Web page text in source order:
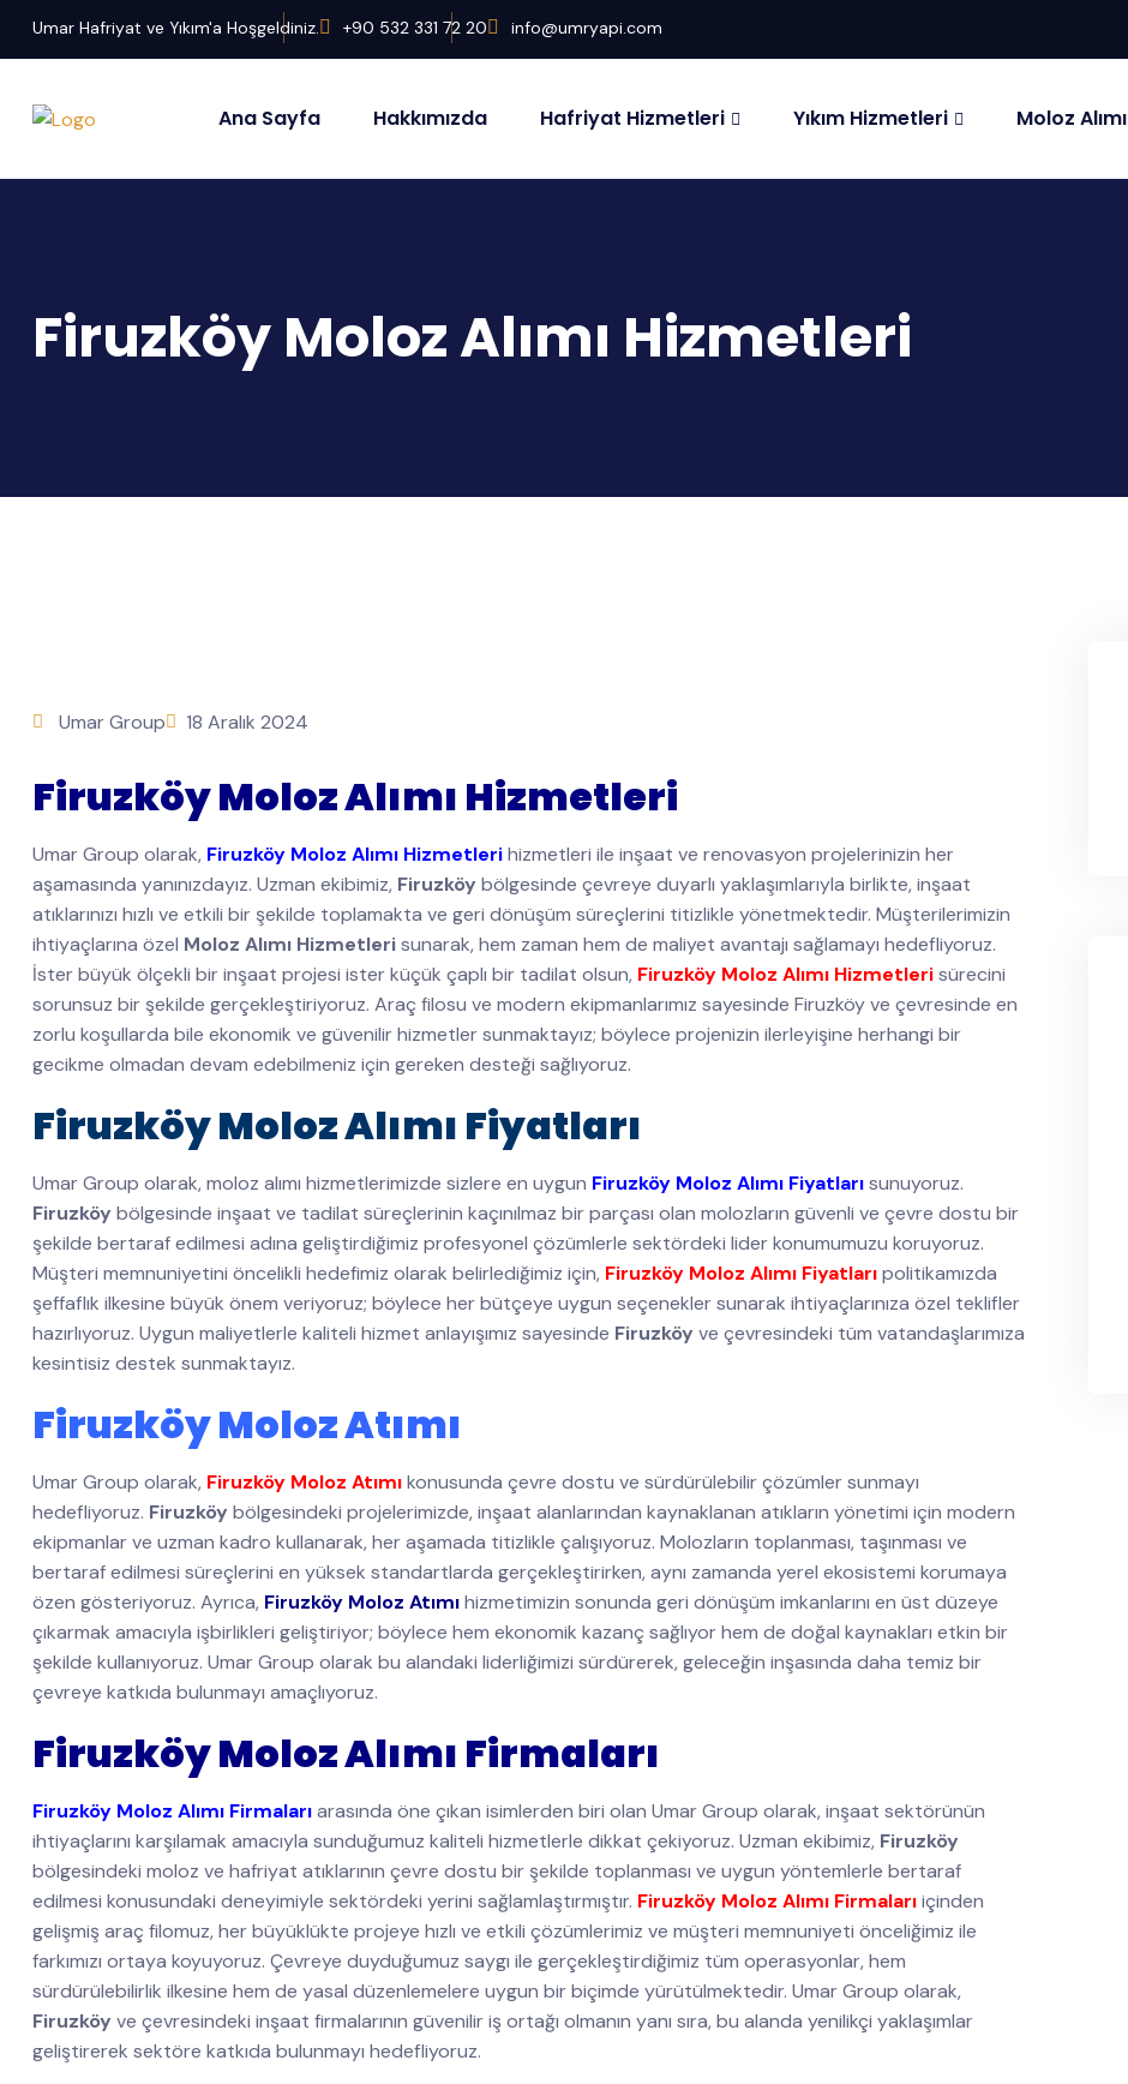
Umar Hafriyat ve Yıkım'a Hoşgeldiniz. +90 532 331 72 20 info@umryapi.com
Ana Sayfa Hakkımızda Hafriyat Hizmetleri Yıkım Hizmetleri Moloz Alımı
Firuzköy Moloz Alımı Hizmetleri
Umar Group 18 Aralık 2024
Firuzköy Moloz Alımı Hizmetleri
Umar Group olarak, Firuzköy Moloz Alımı Hizmetlerihizmetleri ile inşaat ve renovasyon projelerinizin her
aşamasında yanınızdayız. Uzman ekibimiz, Firuzköy bölgesinde çevreye duyarlı yaklaşımlarıyla birlikte, inşaat
atıklarınızı hızlı ve etkili bir şekilde toplamakta ve geri dönüşüm süreçlerini titizlikle yönetmektedir. Müşterilerimizin
ihtiyaçlarına özel Moloz Alımı Hizmetlerisunarak, hem zaman hem de maliyet avantajı sağlamayı hedefliyoruz.
İster büyük ölçekli bir inşaat projesi ister küçük çaplı bir tadilat olsun, Firuzköy Moloz Alımı Hizmetlerisürecini
sorunsuz bir şekilde gerçekleştiriyoruz. Araç filosu ve modern ekipmanlarımız sayesinde Firuzköy ve çevresinde en
zorlu koşullarda bile ekonomik ve güvenilir hizmetler sunmaktayız; böylece projenizin ilerleyişine herhangi bir
gecikme olmadan devam edebilmeniz için gereken desteği sağlıyoruz.
Firuzköy Moloz Alımı Fiyatları
Umar Group olarak, moloz alımı hizmetlerimizde sizlere en uygun Firuzköy Moloz Alımı Fiyatlarısunuyoruz.
Firuzköy bölgesinde inşaat ve tadilat süreçlerinin kaçınılmaz bir parçası olan molozların güvenli ve çevre dostu bir
şekilde bertaraf edilmesi adına geliştirdiğimiz profesyonel çözümlerle sektördeki lider konumumuzu koruyoruz.
Müşteri memnuniyetini öncelikli hedefimiz olarak belirlediğimiz için, Firuzköy Moloz Alımı Fiyatlarıpolitikamızda
şeffaflık ilkesine büyük önem veriyoruz; böylece her bütçeye uygun seçenekler sunarak ihtiyaçlarınıza özel teklifler
hazırlıyoruz. Uygun maliyetlerle kaliteli hizmet anlayışımız sayesinde Firuzköy ve çevresindeki tüm vatandaşlarımıza
kesintisiz destek sunmaktayız.
Firuzköy Moloz Atımı
Umar Group olarak, Firuzköy Moloz Atımıkonusunda çevre dostu ve sürdürülebilir çözümler sunmayı
hedefliyoruz. Firuzköy bölgesindeki projelerimizde, inşaat alanlarından kaynaklanan atıkların yönetimi için modern
ekipmanlar ve uzman kadro kullanarak, her aşamada titizlikle çalışıyoruz. Molozların toplanması, taşınması ve
bertaraf edilmesi süreçlerini en yüksek standartlarda gerçekleştirirken, aynı zamanda yerel ekosistemi korumaya
özen gösteriyoruz. Ayrıca, Firuzköy Moloz Atımıhizmetimizin sonunda geri dönüşüm imkanlarını en üst düzeye
çıkarmak amacıyla işbirlikleri geliştiriyor; böylece hem ekonomik kazanç sağlıyor hem de doğal kaynakları etkin bir
şekilde kullanıyoruz. Umar Group olarak bu alandaki liderliğimizi sürdürerek, geleceğin inşasında daha temiz bir
çevreye katkıda bulunmayı amaçlıyoruz.
Firuzköy Moloz Alımı Firmaları
Firuzköy Moloz Alımı Firmalarıarasında öne çıkan isimlerden biri olan Umar Group olarak, inşaat sektörünün
ihtiyaçlarını karşılamak amacıyla sunduğumuz kaliteli hizmetlerle dikkat çekiyoruz. Uzman ekibimiz, Firuzköy
bölgesindeki moloz ve hafriyat atıklarının çevre dostu bir şekilde toplanması ve uygun yöntemlerle bertaraf
edilmesi konusundaki deneyimiyle sektördeki yerini sağlamlaştırmıştır. Firuzköy Moloz Alımı Firmalarıiçinden
gelişmiş araç filomuz, her büyüklükte projeye hızlı ve etkili çözümlerimiz ve müşteri memnuniyeti önceliğimiz ile
farkımızı ortaya koyuyoruz. Çevreye duyduğumuz saygı ile gerçekleştirdiğimiz tüm operasyonlar, hem
sürdürülebilirlik ilkesine hem de yasal düzenlemelere uygun bir biçimde yürütülmektedir. Umar Group olarak,
Firuzköy ve çevresindeki inşaat firmalarının güvenilir iş ortağı olmanın yanı sıra, bu alanda yenilikçi yaklaşımlar
geliştirerek sektöre katkıda bulunmayı hedefliyoruz.